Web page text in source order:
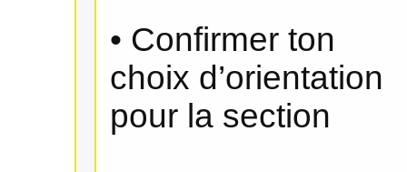
• Confirmer ton
choix d’orientation
pour la section